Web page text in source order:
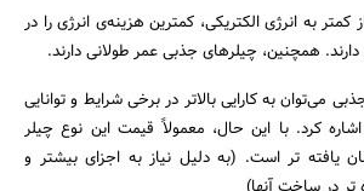
کمتر به انرژی الکتریکی، کمترین هزینه‌ی انرژی را در
همچنین، چیلرهای جذبی عمر طولانی دارند.
می‌توان به کارایی بالاتر در برخی شرایط و توانایی
کرد. با این حال، معمولاً قیمت این نوع چیلر
یافته تر است. (به دلیل نیاز به اجزای بیشتر و